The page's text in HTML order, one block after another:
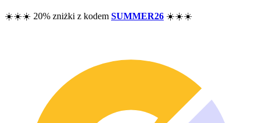
☀️☀️☀️ 20% zniżki z kodem SUMMER26 ☀️☀️☀️
Zasoby
F.A.Q.
Analiza wyników